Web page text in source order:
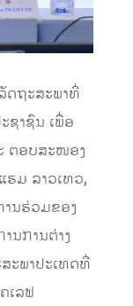
ດຖະສະ​ພາ​ທີ່
ຊາຊົນ ເພື່ອ
ຕອບສະໜອງ
ຮມ ລາວເທວ,
ນຮ່ວມຂອງ
ນການຕ່າງ
ະພາປະເທດທີ່
ເລຟ